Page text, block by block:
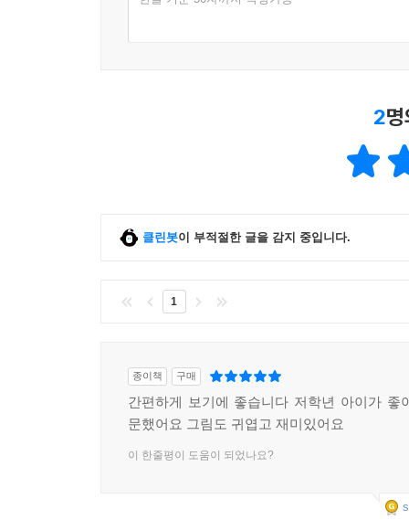
2
클린봇이 부적절한 글을 감지 중입니다.
1
종이책 구매
간편하게 보기에 좋습니다 저학년 아이가 좋
문했어요 그림도 귀엽고 재미있어요
이 한줄평이 도움이 되었나요?